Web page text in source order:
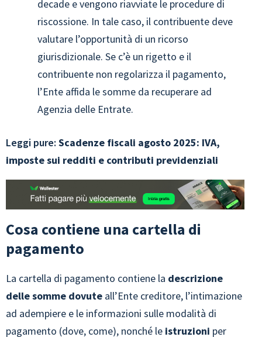
decade e vengono riavviate le procedure di
riscossione. In tale caso, il contribuente deve
valutare l’opportunità di un ricorso
giurisdizionale. Se c’è un rigetto e il
contribuente non regolarizza il pagamento,
l’Ente affida le somme da recuperare ad
Agenzia delle Entrate.
Leggi pure: Scadenze fiscali agosto 2025: IVA,
imposte sui redditi e contributi previdenziali
Cosa contiene una cartella di
pagamento
La cartella di pagamento contiene la descrizione
delle somme dovute all’Ente creditore, l’intimazione
ad adempiere e le informazioni sulle modalità di
pagamento (dove, come), nonché le istruzioni per